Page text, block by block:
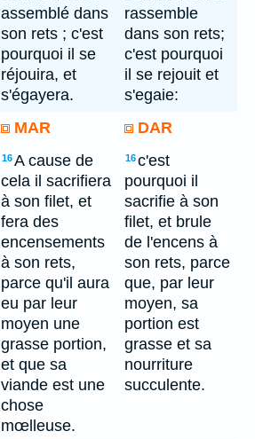
assemblé dans
son rets ; c'est
pourquoi il se
réjouira, et
s'égayera.
rassemble
dans son rets;
c'est pourquoi
il se rejouit et
s'egaie:
MAR DAR
16A cause de
cela il sacrifiera
à son filet, et
fera des
encensements
à son rets,
parce qu'il aura
eu par leur
moyen une
grasse portion,
et que sa
viande est une
chose
mœlleuse.
16c'est
pourquoi il
sacrifie à son
filet, et brule
de l'encens à
son rets, parce
que, par leur
moyen, sa
portion est
grasse et sa
nourriture
succulente.